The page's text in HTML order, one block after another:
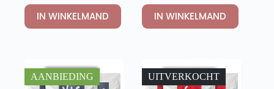
IN WINKELMAND IN WINKELMAND
AANBIEDING UITVERKOCHT